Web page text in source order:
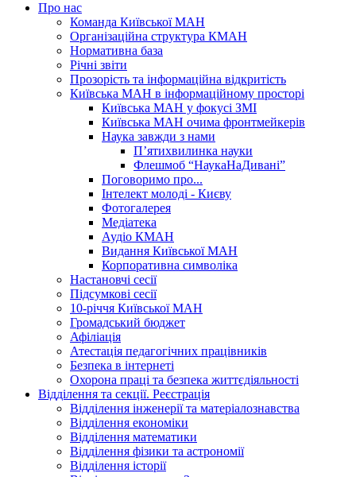
Про нас
Команда Київської МАН
Організаційна структура КМАН
Нормативна база
Річні звіти
Прозорість та інформаційна відкритість
Київська МАН в інформаційному просторі
Київська МАН у фокусі ЗМІ
Київська МАН очима фронтмейкерів
Наука завжди з нами
П’ятихвилинка науки
Флешмоб “НаукаНаДивані”
Поговоримо про...
Інтелект молоді - Києву
Фотогалерея
Медіатека
Аудіо КМАН
Видання Київської МАН
Корпоративна символіка
Настановчі сесії
Підсумкові сесії
10-річчя Київської МАН
Громадський бюджет
Афіліація
Атестація педагогічних працівників
Безпека в інтернеті
Охорона праці та безпека життєдіяльності
Відділення та секції. Реєстрація
Відділення інженерії та матеріалознавства
Відділення економіки
Відділення математики
Відділення фізики та астрономії
Відділення історії